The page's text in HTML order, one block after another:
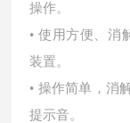
操作。
• 使用方便、消
装置。
• 操作简单，消
提示音。